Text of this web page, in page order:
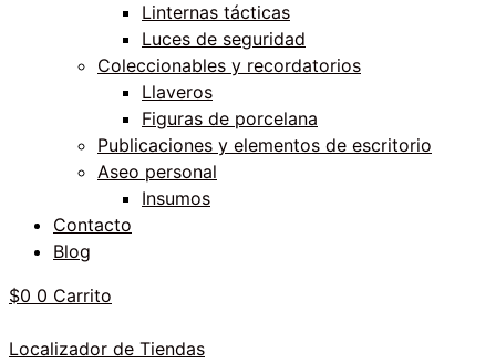
Linternas tácticas
Luces de seguridad
Coleccionables y recordatorios
Llaveros
Figuras de porcelana
Publicaciones y elementos de escritorio
Aseo personal
Insumos
Contacto
Blog
$0 0 Carrito
Localizador de Tiendas